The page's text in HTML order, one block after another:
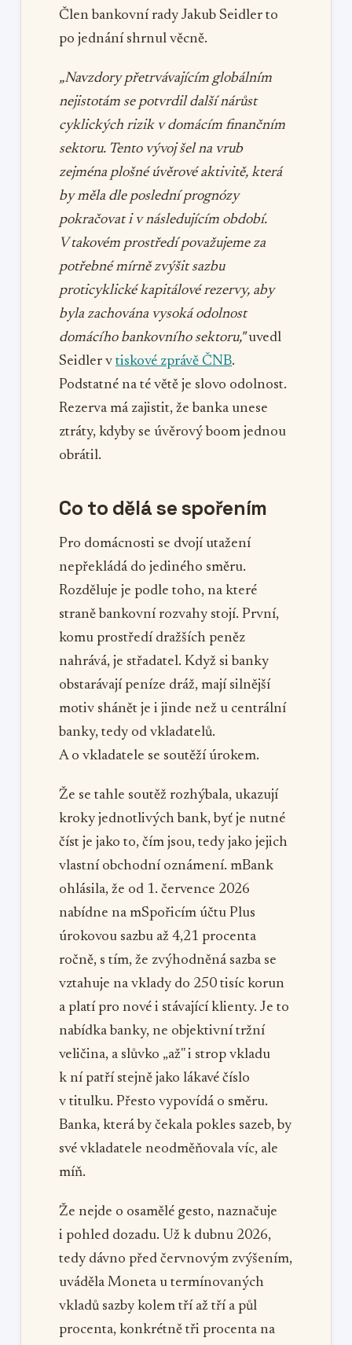
Člen bankovní rady Jakub Seidler to
po jednání shrnul věcně.
„Navzdory přetrvávajícím globálním
nejistotám se potvrdil další nárůst
cyklických rizik v domácím finančním
sektoru. Tento vývoj šel na vrub
zejména plošné úvěrové aktivitě, která
by měla dle poslední prognózy
pokračovat i v následujícím období.
V takovém prostředí považujeme za
potřebné mírně zvýšit sazbu
proticyklické kapitálové rezervy, aby
byla zachována vysoká odolnost
domácího bankovního sektoru,"uvedl
Seidler v tiskové zprávě ČNB.
Podstatné na té větě je slovo odolnost.
Rezerva má zajistit, že banka unese
ztráty, kdyby se úvěrový boom jednou
obrátil.
Co to dělá se spořením
Pro domácnosti se dvojí utažení
nepřekládá do jediného směru.
Rozděluje je podle toho, na které
straně bankovní rozvahy stojí. První,
komu prostředí dražších peněz
nahrává, je střadatel. Když si banky
obstarávají peníze dráž, mají silnější
motiv shánět je i jinde než u centrální
banky, tedy od vkladatelů.
A o vkladatele se soutěží úrokem.
Že se tahle soutěž rozhýbala, ukazují
kroky jednotlivých bank, byť je nutné
číst je jako to, čím jsou, tedy jako jejich
vlastní obchodní oznámení. mBank
ohlásila, že od 1. července 2026
nabídne na mSpořicím účtu Plus
úrokovou sazbu až 4,21 procenta
ročně, s tím, že zvýhodněná sazba se
vztahuje na vklady do 250 tisíc korun
a platí pro nové i stávající klienty. Je to
nabídka banky, ne objektivní tržní
veličina, a slůvko „až" i strop vkladu
k ní patří stejně jako lákavé číslo
v titulku. Přesto vypovídá o směru.
Banka, která by čekala pokles sazeb, by
své vkladatele neodměňovala víc, ale
míň.
Že nejde o osamělé gesto, naznačuje
i pohled dozadu. Už k dubnu 2026,
tedy dávno před červnovým zvýšením,
uváděla Moneta u termínovaných
vkladů sazby kolem tří až tří a půl
procenta, konkrétně tři procenta na